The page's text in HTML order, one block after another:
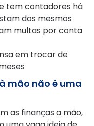
tem contadores há
dos mesmos
multas por conta
em trocar de
mão não é uma
as finanças a mão,